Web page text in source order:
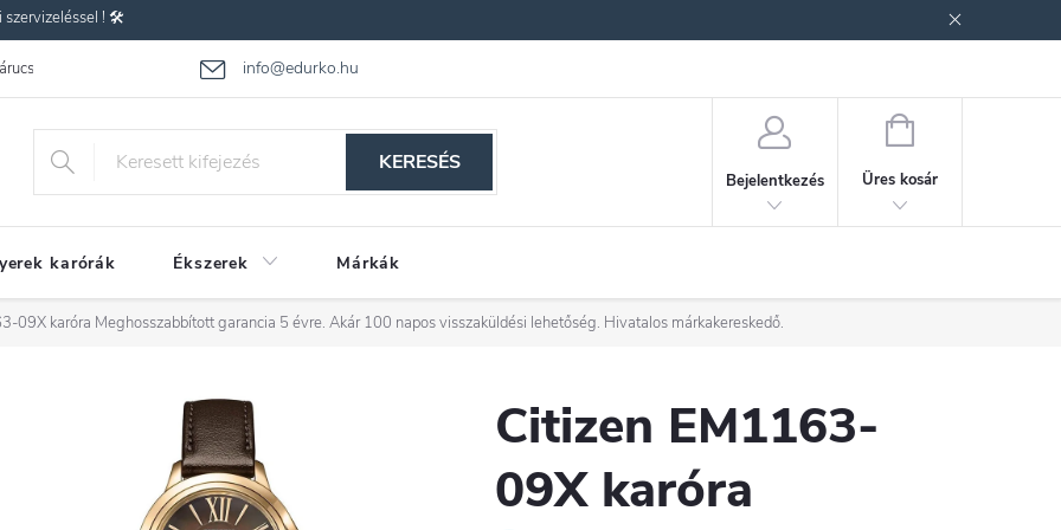
szervizeléssel ! 🛠️
info@edurko.hu
Gyakran ismételt kérdések
KERESÉS
Bejelentkezés
KOSÁR
Üres kosár
karórák Ékszerek Márkák
09X karóra Meghosszabbított garancia 5 évre. Akár 100 napos visszaküldési lehetőség. Hivatalos márkakereskedő.
Citizen EM1163-
09X karóra